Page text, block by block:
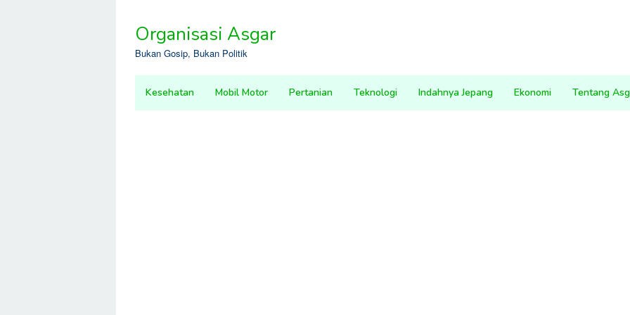
contentOrganisasi Asgar
Bukan Gosip, Bukan Politik
Kesehatan Mobil Motor Pertanian Teknologi Indahnya Jepang Ekonomi Tentang